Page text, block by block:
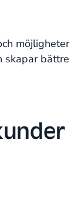
möjligheter
skapar bättre